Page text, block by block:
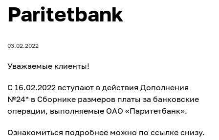
Paritetbank
03.02.2022
Уважаемые клиенты!
C 16.02.2022 вступают в действия Дополнения
№24* в Сборнике размеров платы за банковские
операции, выполняемые ОАО «Паритетбанк».
Ознакомиться подробнее можно по ссылке снизу.